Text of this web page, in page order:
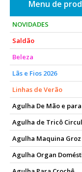
NOVIDADES
Saldão
Beleza
Lãs e Fios 2026
Linhas de Verão
Agulha De Mão e
Agulha de Tricô
Agulha Maquina
Agulha Organ